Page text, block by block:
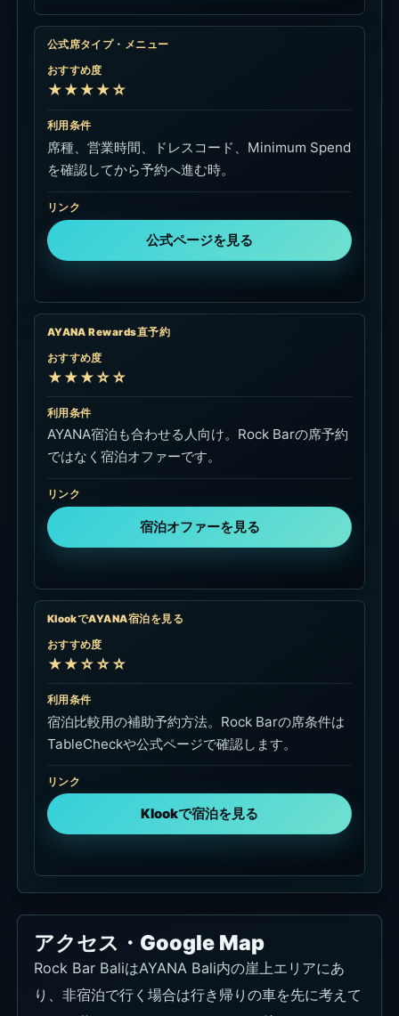
KlookでAYANA宿泊を見る
おすすめ度
★★☆☆☆
利用条件
TableCheckや公式ページで確認します。
リンク
アクセス・Google Map
Rock Bar BaliはAYANA Bali内の崖上エリアにあ
り、非宿泊で行く場合は行き帰りの車を先に考えて
おくと動きやすいです。サンセット後はJimbaran
方面の移動に時間がかかることがあります。
Bali Holiday SecretsはRock Barの席予約ではな
います。席と移動を分けて準備しておくと、帰りま
で落ち着いて過ごせます。
Google Map
使い方
AYANA Bali内の位置と移動時間を見る。
地図で見る
Bali Holiday Secrets
リンク
送迎を確認する